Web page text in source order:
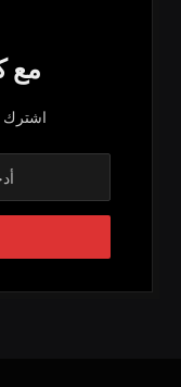
مع
اشترك